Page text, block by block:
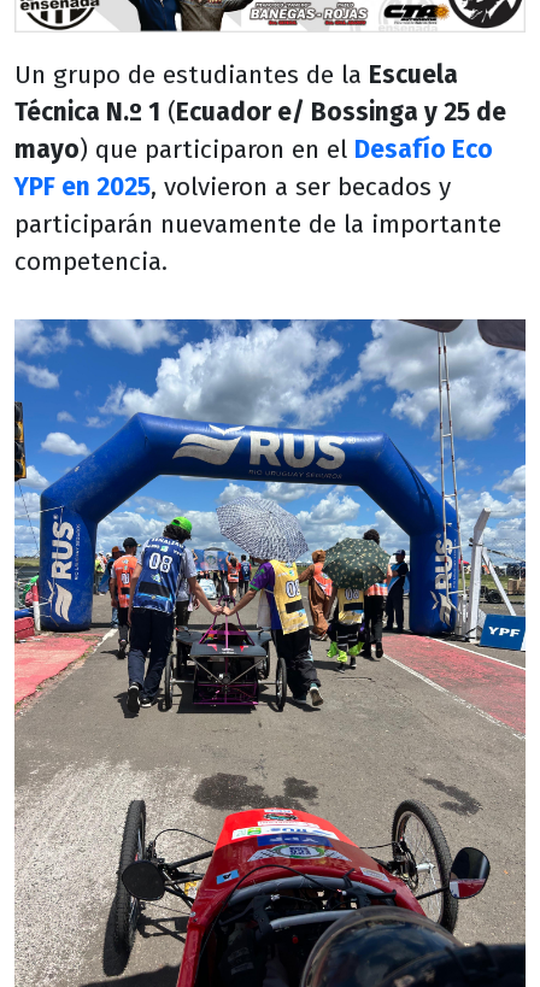
Un grupo de estudiantes de la Escuela
Técnica N.º 1 (Ecuador e/ Bossinga y 25 de
mayo) que participaron en el Desafío Eco
YPF en 2025, volvieron a ser becados y
participarán nuevamente de la importante
competencia.